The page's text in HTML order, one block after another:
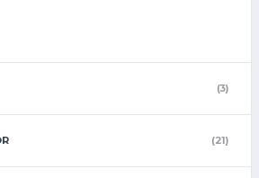
(3)
(21)